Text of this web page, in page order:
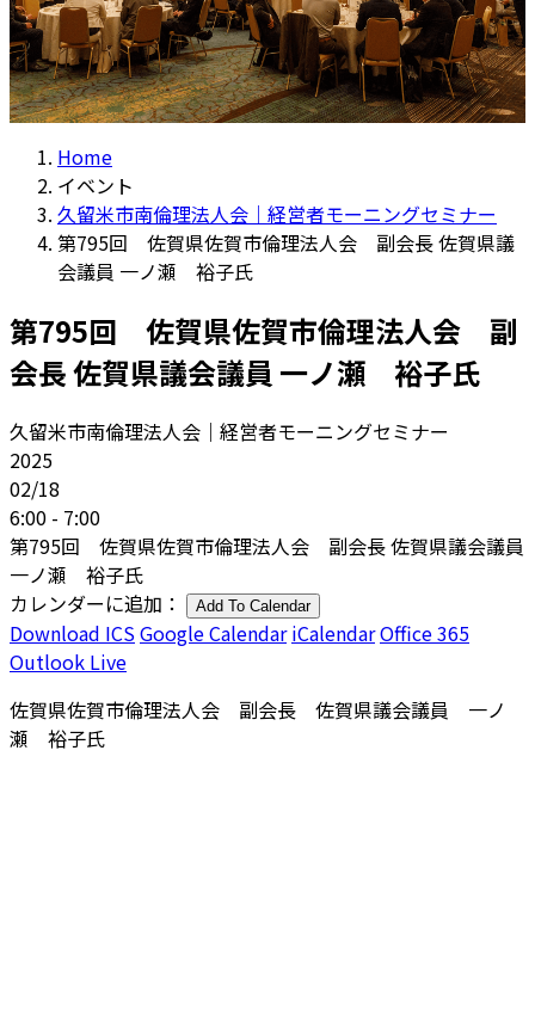
Home
イベント
久留米市南倫理法人会｜経営者モーニングセミナー
第795回 佐賀県佐賀市倫理法人会 副会長 佐賀県議
会議員 一ノ瀬 裕子氏
第795回 佐賀県佐賀市倫理法人会 副
会長 佐賀県議会議員 一ノ瀬 裕子氏
久留米市南倫理法人会｜経営者モーニングセミナー
2025
02/18
6:00 - 7:00
第795回 佐賀県佐賀市倫理法人会 副会長 佐賀県議会議員
一ノ瀬 裕子氏
カレンダーに追加：
Add To Calendar
Download ICSGoogle Calendar iCalendarOffice 365
Outlook Live
佐賀県佐賀市倫理法人会 副会長 佐賀県議会議員 一ノ
瀬 裕子氏